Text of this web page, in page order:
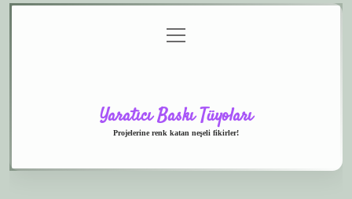
menüyü
aç
Yaratıcı Baskı Tüyoları
Projelerine renk katan neşeli fikirler!